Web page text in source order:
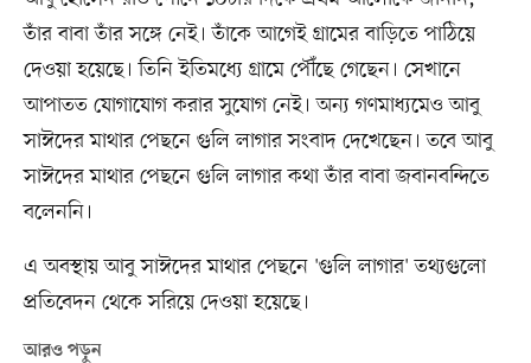
তাঁর বাবা তাঁর সঙ্গে নেই। তাঁকে আগেই গ্রামের বাড়িতে পাঠিয়ে
দেওয়া হয়েছে। তিনি ইতিমধ্যে গ্রামে পৌঁছে গেছেন। সেখানে
আপাতত যোগাযোগ করার সুযোগ নেই। অন্য গণমাধ্যমেও আবু
সাঈদের মাথার পেছনে গুলি লাগার সংবাদ দেখেছেন। তবে আবু
সাঈদের মাথার পেছনে গুলি লাগার কথা তাঁর বাবা জবানবন্দিতে
বলেননি।
এ অবস্থায় আবু সাঈদের মাথার পেছনে 'গুলি লাগার' তথ্যগুলো
প্রতিবেদন থেকে সরিয়ে দেওয়া হয়েছে।
আরও পড়ুন